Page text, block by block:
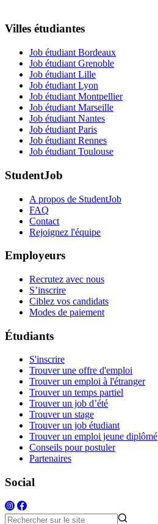
Villes étudiantes
Job étudiant Bordeaux
Job étudiant Grenoble
Job étudiant Lille
Job étudiant Lyon
Job étudiant Montpellier
Job étudiant Marseille
Job étudiant Nantes
Job étudiant Paris
Job étudiant Rennes
Job étudiant Toulouse
StudentJob
A propos de StudentJob
FAQ
Contact
Rejoignez l'équipe
Employeurs
Recrutez avec nous
S’inscrire
Ciblez vos candidats
Modes de paiement
Étudiants
S'inscrire
Trouver une offre d'emploi
Trouver un emploi à l'étranger
Trouver un temps partiel
Trouver un job d’été
Trouver un stage
Trouver un job étudiant
Trouver un emploi jeune diplômé
Conseils pour postuler
Partenaires
Social